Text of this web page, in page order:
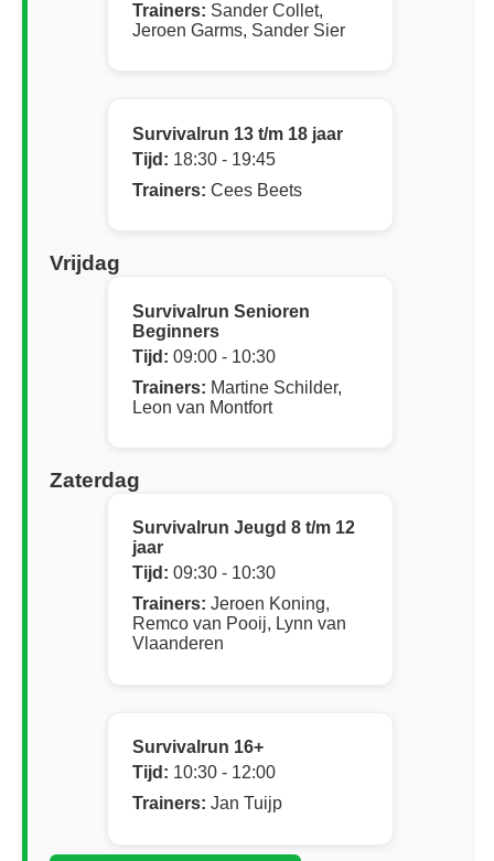
Trainers: Sander Collet,
Jeroen Garms, Sander Sier
Survivalrun 13 t/m 18 jaar
Tijd: 18:30 - 19:45
Trainers: Cees Beets
Vrijdag
Survivalrun Senioren
Beginners
Tijd: 09:00 - 10:30
Trainers: Martine Schilder,
Leon van Montfort
Zaterdag
Survivalrun Jeugd 8 t/m 12
jaar
Tijd: 09:30 - 10:30
Trainers: Jeroen Koning,
Remco van Pooij, Lynn van
Vlaanderen
Survivalrun 16+
Tijd: 10:30 - 12:00
Trainers: Jan Tuijp